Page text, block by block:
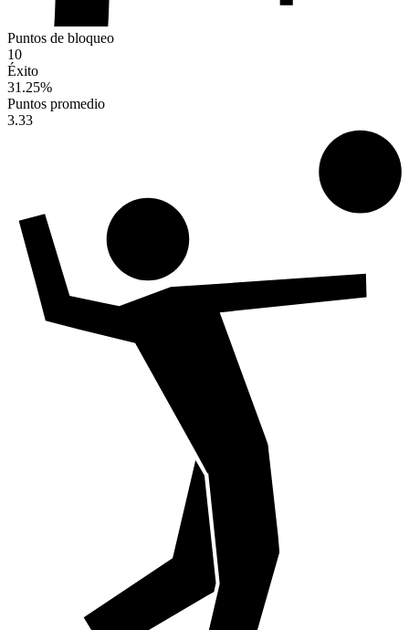
Puntos de bloqueo
10
Éxito
31.25%
Puntos promedio
3.33